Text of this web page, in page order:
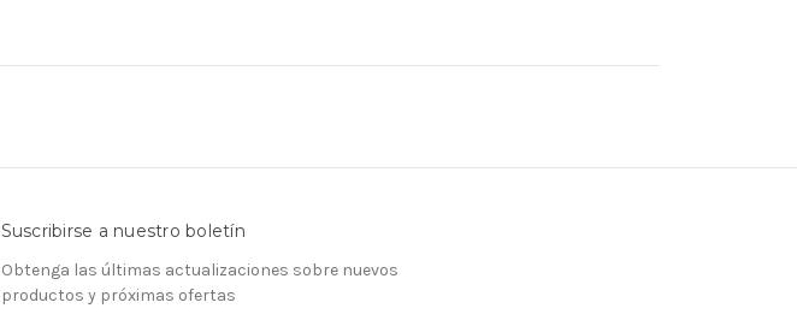
Suscribirse a nuestro boletín
Obtenga las últimas actualizaciones sobre nuevos
productos y próximas ofertas